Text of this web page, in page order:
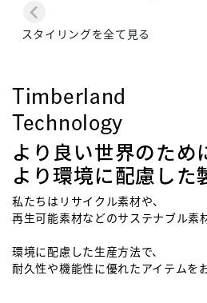
スタイリングを全て見る
Timberland
Technology
より良い世界のため
より環境に配慮した
私たちはリサイクル素材や、
再生可能素材などのサステナブル素
環境に配慮した生産方法で、
耐久性や機能性に優れたアイテムを